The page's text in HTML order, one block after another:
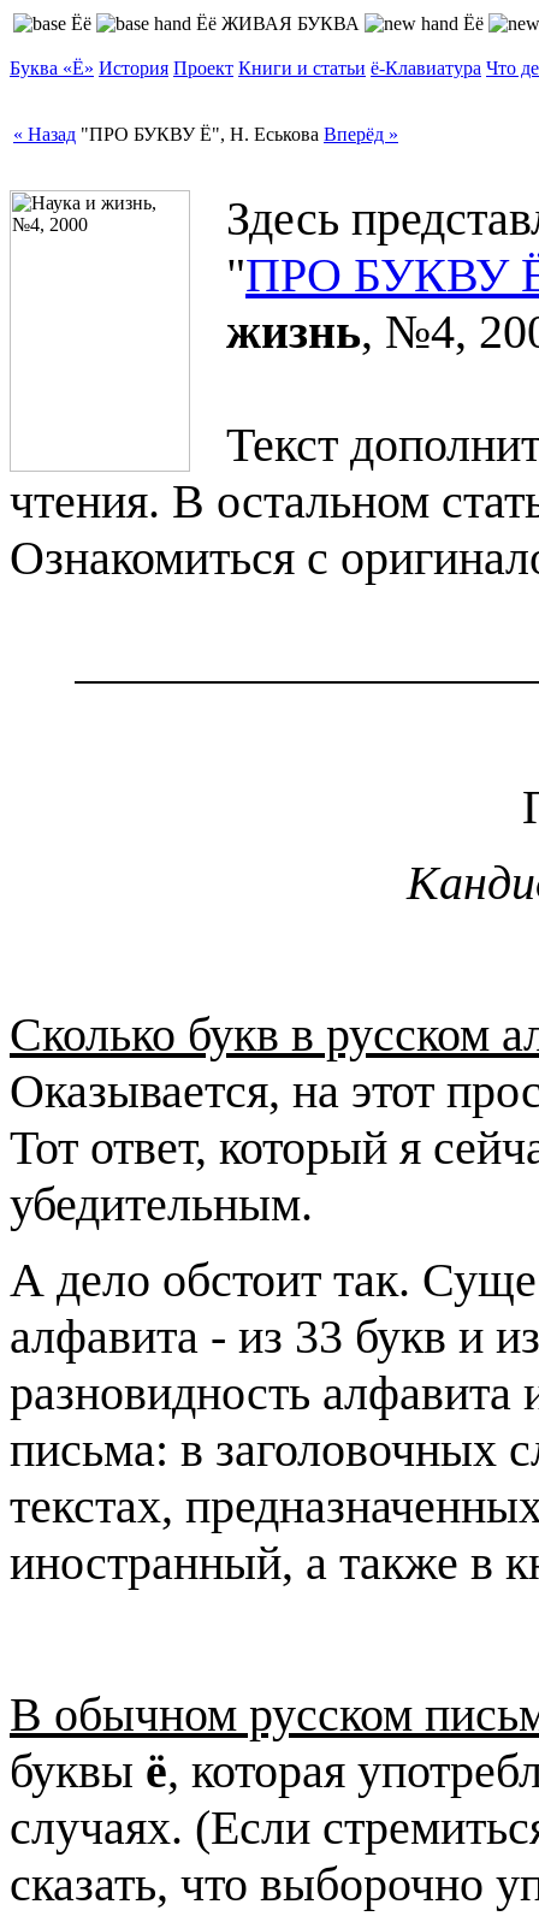
ЖИВАЯ БУКВА
Буква «Ё» История Проект Книги и статьи ё‑Клавиатура Что
« Назад "ПРО БУКВУ Ё", Н. Еськова Вперёд »
Здесь
"ПРО БУКВУ
жизнь, №4,
Текст
чтения. В остальном
Ознакомиться с
Сколько букв в русском
Оказывается, на этот
Тот ответ, который я
убедительным.
А дело обстоит так.
алфавита - из 33 букв и
разновидность алфавита
письма: в заголовочных
текстах,
иностранный, а также в
В обычном русском
буквы ё, которая
случаях. (Если
сказать, что выборочно